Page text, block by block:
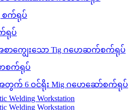
စက်ရုပ်
ရုပ်
စာကျွေးသော Tig ဂဟေဆက်စက်ရုပ်
စက်ရုပ်
က် 6 ဝင်ရိုး Mig ဂဟေဆော်စက်ရုပ်
Welding Workstation
Welding Workstation